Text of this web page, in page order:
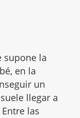
supone la
en la
un
llegar a
las